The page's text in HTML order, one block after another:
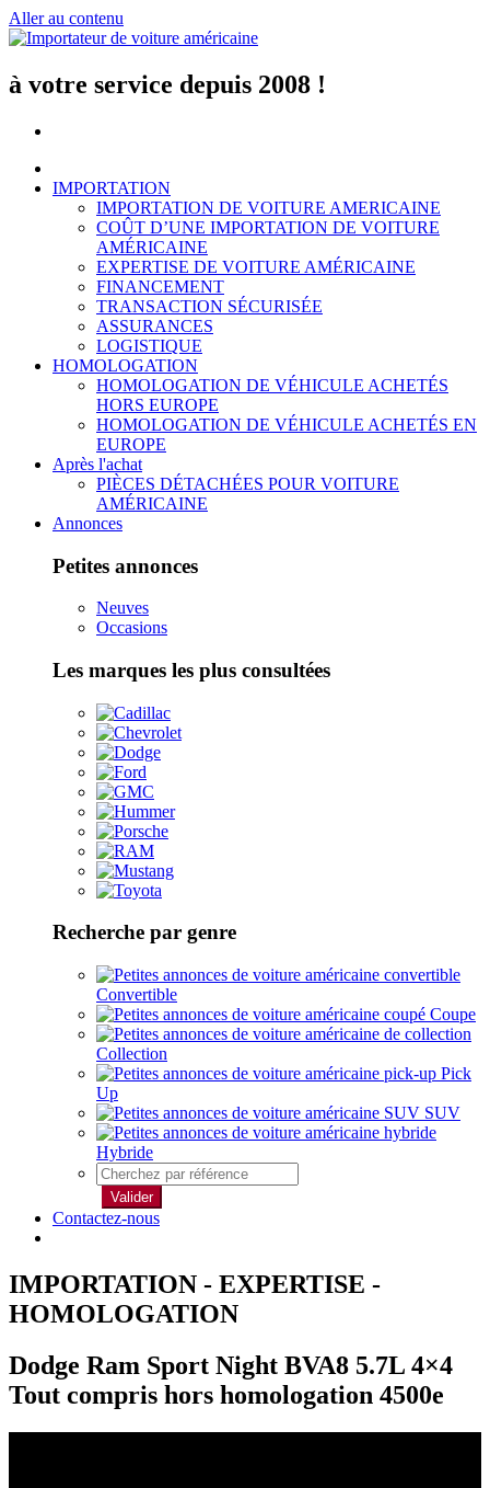
Aller au contenu
à votre service depuis 2008 !
IMPORTATION
IMPORTATION DE VOITURE AMERICAINE
COÛT D’UNE IMPORTATION DE VOITURE
AMÉRICAINE
EXPERTISE DE VOITURE AMÉRICAINE
FINANCEMENT
TRANSACTION SÉCURISÉE
ASSURANCES
LOGISTIQUE
HOMOLOGATION
HOMOLOGATION DE VÉHICULE ACHETÉS
HORS EUROPE
HOMOLOGATION DE VÉHICULE ACHETÉS EN
EUROPE
Après l'achat
PIÈCES DÉTACHÉES POUR VOITURE
AMÉRICAINE
Annonces
Petites annonces
Neuves
Occasions
Les marques les plus consultées
Recherche par genre
Convertible
Coupe
Collection
Pick
Up
SUV
Hybride
Valider
Contactez-nous
IMPORTATION - EXPERTISE -
HOMOLOGATION
Dodge Ram Sport Night BVA8 5.7L 4×4
Tout compris hors homologation 4500e